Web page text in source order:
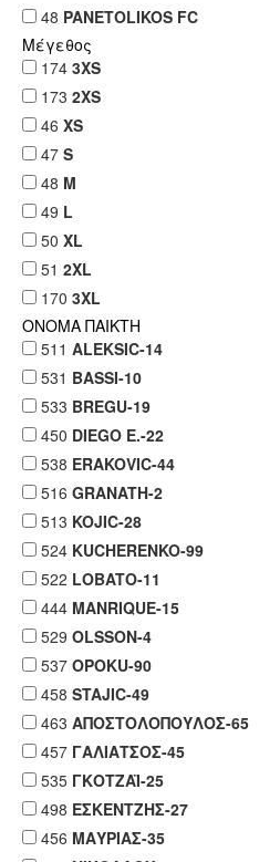
48 PANETOLIKOS FC
Μέγεθος
174 3XS
173 2XS
46 XS
47 S
48 M
49 L
50 XL
51 2XL
170 3XL
ΟΝΟΜΑ ΠΑΙΚΤΗ
511 ALEKSIC-14
531 BASSI-10
533 BREGU-19
450 DIEGO E.-22
538 ERAKOVIC-44
516 GRANATH-2
513 KOJIC-28
524 KUCHERENKO-99
522 LOBATO-11
444 MANRIQUE-15
529 OLSSON-4
537 OPOKU-90
458 STAJIC-49
463 ΑΠΟΣΤΟΛΟΠΟΥΛΟΣ-65
457 ΓΑΛΙΑΤΣΟΣ-45
535 ΓΚΟΤΖΑΪ-25
498 ΕΣΚΕΝΤΖΗΣ-27
456 ΜΑΥΡΙΑΣ-35